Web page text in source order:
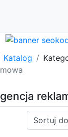
Katalog
Sortuj: